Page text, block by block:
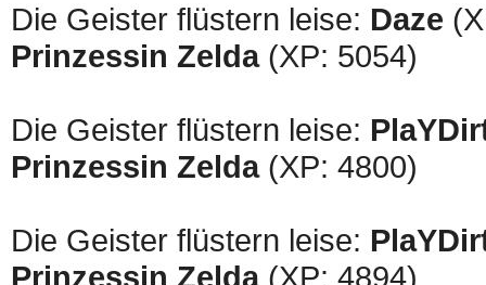
Die Geister flüstern leise: Daze
Prinzessin Zelda(XP: 5054)
Die Geister flüstern leise:
Prinzessin Zelda(XP: 4800)
Die Geister flüstern leise:
Prinzessin Zelda(XP: 4894)